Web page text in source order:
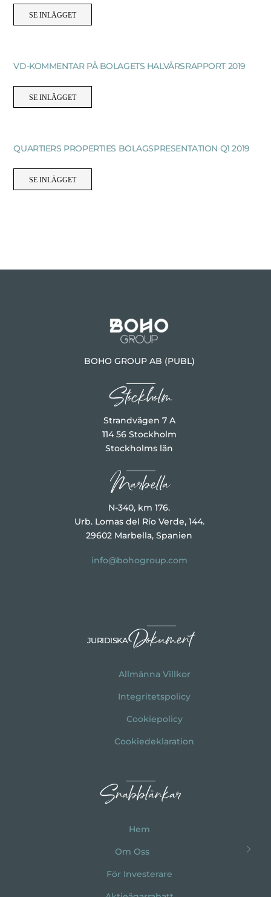
SE INLÄGGET
VD-KOMMENTAR PÅ BOLAGETS HALVÅRSRAPPORT 2019
SE INLÄGGET
QUARTIERS PROPERTIES BOLAGSPRESENTATION Q1 2019
SE INLÄGGET
BOHO GROUP AB (PUBL)
Stockholm
Strandvägen 7 A
114 56 Stockholm
Stockholms län
Marbella
N-340, km 176.
Urb. Lomas del Río Verde, 144.
29602 Marbella, Spanien
info@bohogroup.com
JURIDISKA Dokument
Allmänna Villkor
Integritetspolicy
Cookiepolicy
Cookiedeklaration
Snabblänkar
Hem
Om Oss
För Investerare